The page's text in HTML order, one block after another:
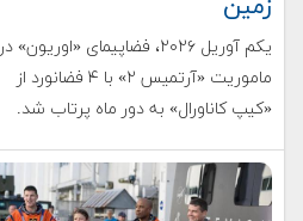
زمین
یکم آوریل ۲۰۲۶، فضاپیمای «اوریون» در
ماموریت «آرتمیس ۲» با ۴ فضانورد از
«کیپ کاناورال» به دور ماه پرتاب شد.